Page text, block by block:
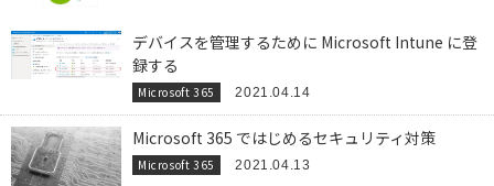
デバイスを管理するために Microsoft Intune に登
録する
Microsoft 365 2021.04.14
Microsoft 365 ではじめるセキュリティ対策
Microsoft 365 2021.04.13